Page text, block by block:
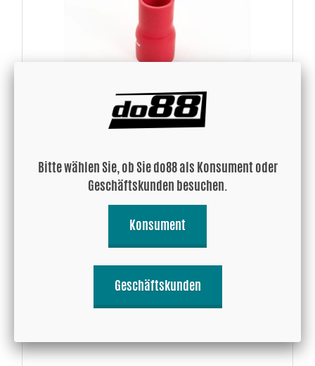
Silikonschlauch Reduzierstück Rot 1,625 - 2'' (41-51mm)
14.70 EUR
Kaufen!
Bitte wählen Sie, ob Sie do88 als Konsument oder
Geschäftskunden besuchen.
Konsument
Geschäftskunden